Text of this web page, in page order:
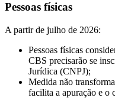
Pessoas físicas
A partir de julho de 2026:
Pessoas físicas
CBS precisarão se
Jurídica (CNPJ);
Medida não
facilita a apuração e o